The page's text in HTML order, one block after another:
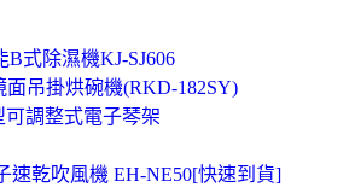
B式除濕機KJ-SJ606
面吊掛烘碗機(RKD-182SY)
可調整式電子琴架
速乾吹風機 EH-NE50[快速到貨]